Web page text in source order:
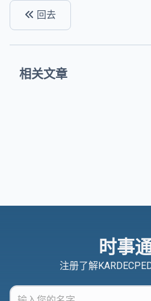
回去
相关文章
时事
注册了解